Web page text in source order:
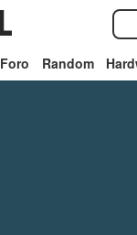
Foro Random